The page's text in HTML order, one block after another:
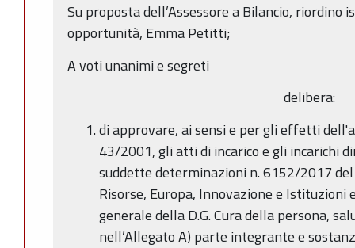
Su proposta dell’Assessore a Bilancio,
opportunità, Emma Petitti;
A voti unanimi e segreti
delibera:
di approvare, ai sensi e per gli effetti
43/2001, gli atti di incarico e gli incarichi
suddette determinazioni n. 6152/2017
Risorse, Europa, Innovazione e
generale della D.G. Cura della persona,
nell’Allegato A) parte integrante e